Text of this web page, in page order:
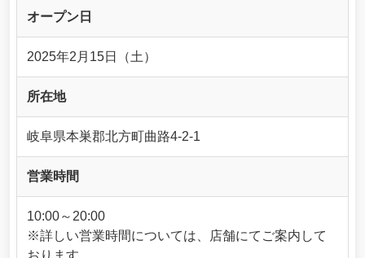
オープン日
2025年2月15日（土）
所在地
岐阜県本巣郡北方町曲路4-2-1
営業時間
10:00～20:00
※詳しい営業時間については、店舗にてご案内して